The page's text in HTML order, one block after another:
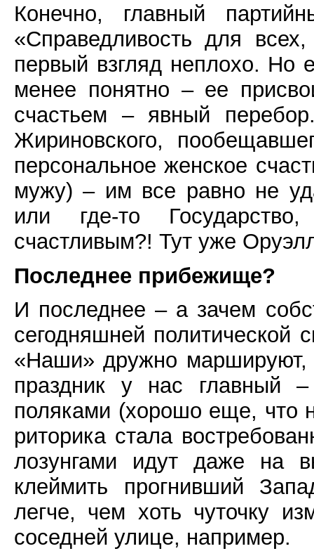
Конечно, главный
«Справедливость для
первый взгляд неплохо. Но
менее понятно – ее
счастьем – явный
Жириновского,
персональное женское
мужу) – им все равно не
или где-то
счастливым?! Тут уже
Последнее прибежище?
И последнее – а зачем
сегодняшней политической
«Наши» дружно маршируют,
праздник у нас главный
поляками (хорошо еще, что
риторика стала
лозунгами идут даже на
клеймить прогнивший
легче, чем хоть чуточку
соседней улице, например.